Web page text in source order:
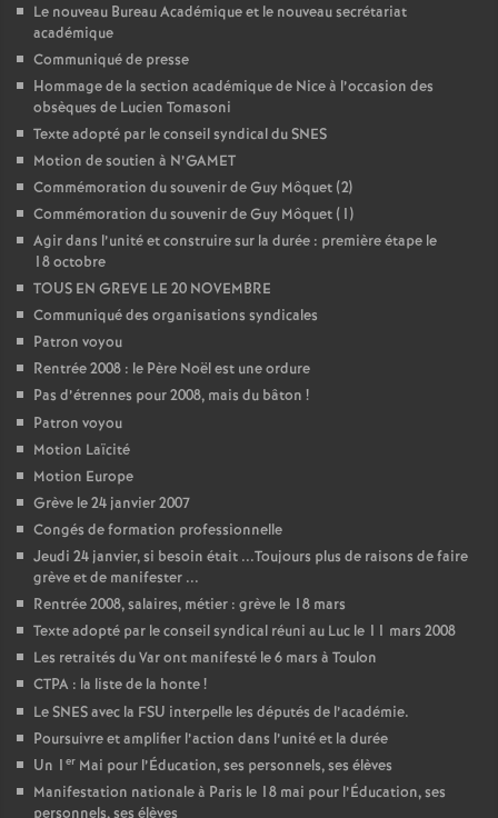
O
r
a
u
s
Le nouveau Bureau Académique et le nouveau secrétariat
académique
Communiqué de presse
Hommage de la section académique de Nice à l’occasion des
obsèques de Lucien Tomasoni
Texte adopté par le conseil syndical du SNES
Motion de soutien à N’GAMET
Commémoration du souvenir de Guy Môquet (2)
Commémoration du souvenir de Guy Môquet (1)
Agir dans l’unité et construire sur la durée : première étape le
18 octobre
TOUS EN GREVE LE 20 NOVEMBRE
Communiqué des organisations syndicales
Patron voyou
Rentrée 2008 : le Père Noël est une ordure
Pas d’étrennes pour 2008, mais du bâton !
Patron voyou
Motion Laïcité
Motion Europe
Grève le 24 janvier 2007
Congés de formation professionnelle
Jeudi 24 janvier, si besoin était ...Toujours plus de raisons de faire
grève et de manifester ...
Rentrée 2008, salaires, métier : grève le 18 mars
Texte adopté par le conseil syndical réuni au Luc le 11 mars 2008
Les retraités du Var ont manifesté le 6 mars à Toulon
CTPA : la liste de la honte!
Le SNES avec la FSU interpelle les députés de l’académie.
Poursuivre et amplifier l’action dans l’unité et la durée
Un 1 er Mai pour l’Éducation, ses personnels, ses élèves
Manifestation nationale à Paris le 18 mai pour l’Éducation, ses